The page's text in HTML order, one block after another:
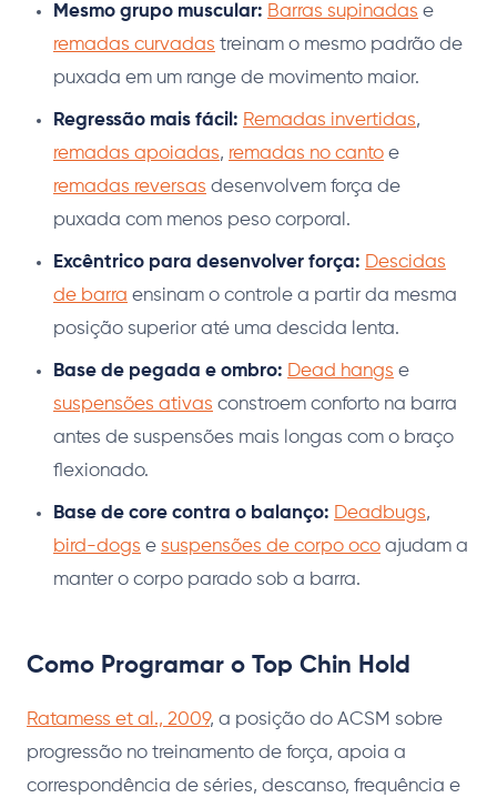
Mesmo grupo muscular: Barras supinadas e
remadas curvadas treinam o mesmo padrão de
puxada em um range de movimento maior.
Regressão mais fácil: Remadas invertidas,
remadas apoiadas, remadas no canto e
remadas reversas desenvolvem força de
puxada com menos peso corporal.
Excêntrico para desenvolver força: Descidas
de barra ensinam o controle a partir da mesma
posição superior até uma descida lenta.
Base de pegada e ombro: Dead hangs e
suspensões ativas constroem conforto na barra
antes de suspensões mais longas com o braço
flexionado.
Base de core contra o balanço: Deadbugs,
bird-dogs e suspensões de corpo oco ajudam a
manter o corpo parado sob a barra.
Como Programar o Top Chin Hold
Ratamess et al., 2009, a posição do ACSM sobre
progressão no treinamento de força, apoia a
correspondência de séries, descanso, frequência e